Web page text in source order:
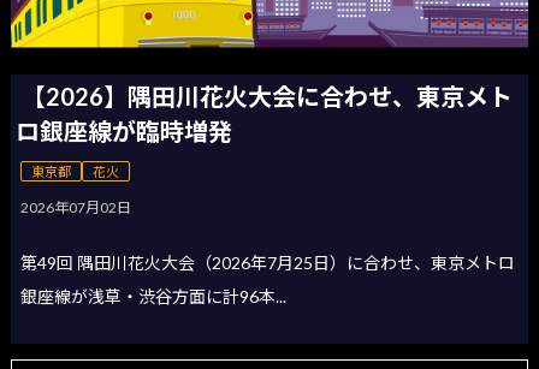
【2026】隅田川花火大会に合わせ、東京メト
ロ銀座線が臨時増発
東京都 花火
2026年07月02日
第49回 隅田川花火大会（2026年7月25日）に合わせ、東京メトロ
銀座線が浅草・渋谷方面に計96本...